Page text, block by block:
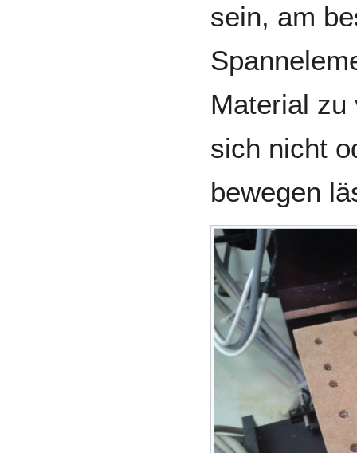
sein, am
Material zu
sich nicht
bewegen